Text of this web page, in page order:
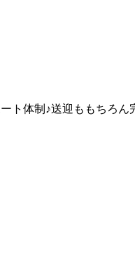
ト体制♪送迎ももちろん